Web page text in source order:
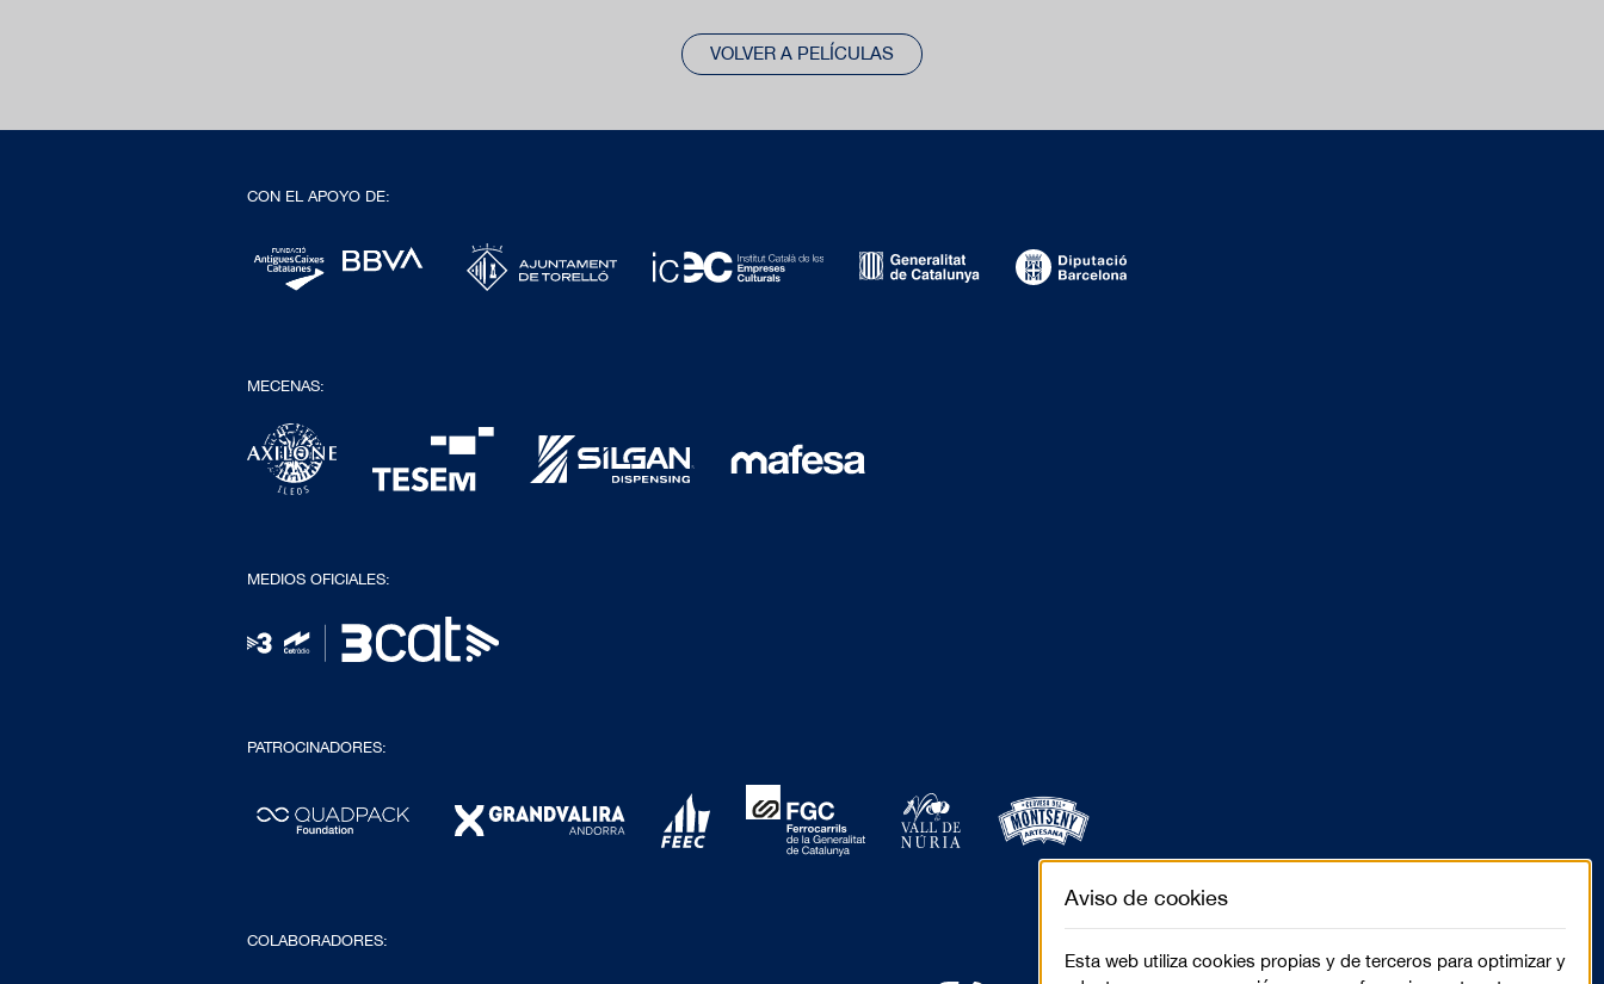
VOLVER A PELÍCULAS
CON EL APOYO DE:
MECENAS:
MEDIOS OFICIALES:
PATROCINADORES:
COLABORADORES:
Aviso de cookies
Esta web utiliza cookies propias y de terceros para optimizar y